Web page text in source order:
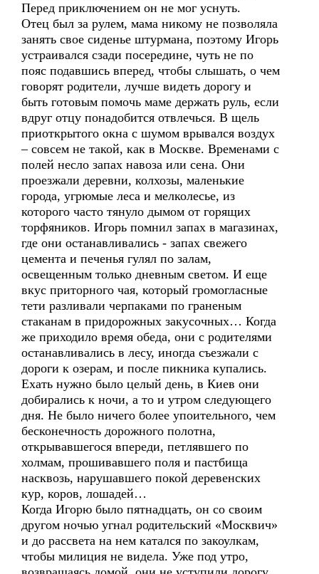
Перед приключением он не мог уснуть.
Отец был за рулем, мама никому не позволяла
занять свое сиденье штурмана, поэтому Игорь
устраивался сзади посередине, чуть не по
пояс подавшись вперед, чтобы слышать, о чем
говорят родители, лучше видеть дорогу и
быть готовым помочь маме держать руль, если
вдруг отцу понадобится отвлечься. В щель
приоткрытого окна с шумом врывался воздух
– совсем не такой, как в Москве. Временами с
полей несло запах навоза или сена. Они
проезжали деревни, колхозы, маленькие
города, угрюмые леса и мелколесье, из
которого часто тянуло дымом от горящих
торфяников. Игорь помнил запах в магазинах,
где они останавливались - запах свежего
цемента и печенья гулял по залам,
освещенным только дневным светом. И еще
вкус приторного чая, который громогласные
тети разливали черпаками по граненым
стаканам в придорожных закусочных… Когда
же приходило время обеда, они с родителями
останавливались в лесу, иногда съезжали с
дороги к озерам, и после пикника купались.
Ехать нужно было целый день, в Киев они
добирались к ночи, а то и утром следующего
дня. Не было ничего более упоительного, чем
бесконечность дорожного полотна,
открывавшегося впереди, петлявшего по
холмам, прошивавшего поля и пастбища
насквозь, нарушавшего покой деревенских
кур, коров, лошадей…
Когда Игорю было пятнадцать, он со своим
другом ночью угнал родительский «Москвич»
и до рассвета на нем катался по закоулкам,
чтобы милиция не видела. Уже под утро,